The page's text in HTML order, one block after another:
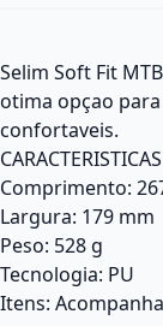
Selim Soft Fit
otima opçao
confortaveis.
CARACTERISTICAS
Comprimento:
Largura: 179 mm
Peso: 528 g
Tecnologia: PU
Itens: